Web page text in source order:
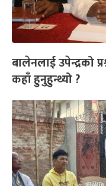
बालेनलाई उपेन्द्रको
कहाँ हुनुहुन्थ्यो ?